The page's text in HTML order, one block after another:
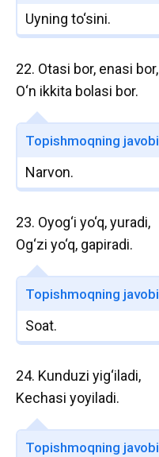
Uyning to‘sini.
22. Otasi bor, enasi bor,
O‘n ikkita bolasi bor.
Topishmoqning javobi
Narvon.
23. Oyog‘i yo‘q, yuradi,
Og‘zi yo‘q, gapiradi.
Topishmoqning javobi
Soat.
24. Kunduzi yig‘iladi,
Kechasi yoyiladi.
Topishmoqning javobi